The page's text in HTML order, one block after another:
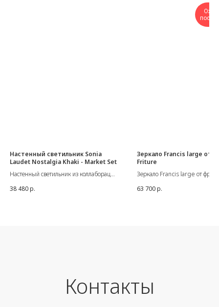
Настенный светильник Sonia
Laudet Nostalgia Khaki - Market Set
Настенный светильник из коллаборации
дизайнера Sonia Laudet.
38 480р.
Зеркало Francis large от
Friture
Зеркало Francis large от
Размеры: Ø :60 см ; Г:5 см.
63 700р.
Контакты